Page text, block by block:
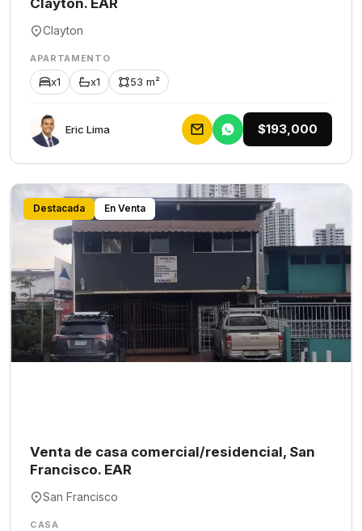
Clayton. EAR
Clayton
APARTAMENTO
x1 x1 53 m²
Eric Lima $193,000
Destacada En Venta
Venta de casa comercial/residencial, San
Francisco. EAR
San Francisco
CASA